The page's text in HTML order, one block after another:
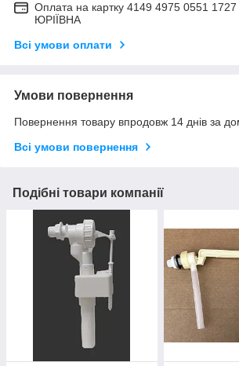
Оплата на картку 4149 4975 0551
ЮРІЇВНА
Всі умови оплати
Умови повернення
Повернення товару впродовж 14 днів за
Всі умови повернення
Подібні товари компанії